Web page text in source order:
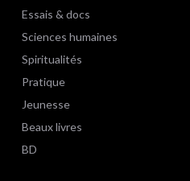
Essais & docs
Sciences humaines
Spiritualités
Pratique
Jeunesse
Beaux livres
BD